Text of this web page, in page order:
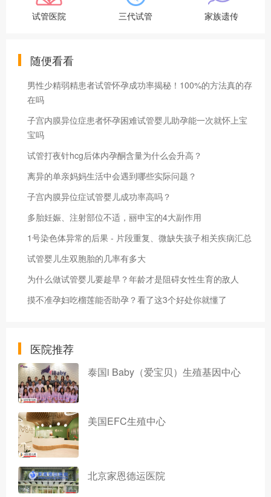
试管医院 三代试管 家族遗传
随便看看
男性少精弱精患者试管怀孕成功率揭秘！100%的方法真的存
在吗
子宫内膜异位症患者怀孕困难试管婴儿助孕能一次就怀上宝
宝吗
试管打夜针hcg后体内孕酮含量为什么会升高？
离异的单亲妈妈生活中会遇到哪些实际问题？
子宫内膜异位症试管婴儿成功率高吗？
多胎妊娠、注射部位不适，丽申宝的4大副作用
1号染色体异常的后果 - 片段重复、微缺失孩子相关疾病汇总
试管婴儿生双胞胎的几率有多大
为什么做试管婴儿要趁早？年龄才是阻碍女性生育的敌人
摸不准孕妇吃榴莲能否助孕？看了这3个好处你就懂了
医院推荐
泰国i Baby（爱宝贝）生殖基因中心
美国EFC生殖中心
北京家恩德运医院